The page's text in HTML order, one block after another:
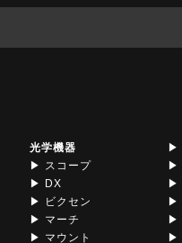
光学機器
▶ スコープ
▶ DX
▶ ビクセン
▶ マーチ
▶ マウント
▶
▶
▶
▶
▶
▶